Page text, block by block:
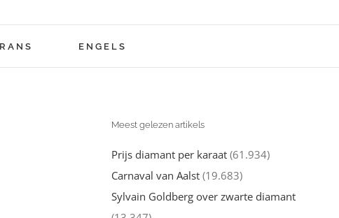
ENGELS
Meest gelezen artikels
Prijs diamant per karaat (61.934)
Carnaval van Aalst (19.683)
Sylvain Goldberg over zwarte diamant